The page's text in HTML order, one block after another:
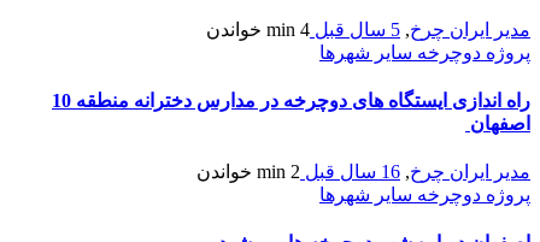
مدیر ایران چرخ, 5 سال قبل 4 min
خواندن
پروژه دوچرخه سایر شهرها
راه اندازی ایستگاه های دوچرخه در مدارس دخترانه منطقه 10
اصفهان
مدیر ایران چرخ, 16 سال قبل 2 min
خواندن
پروژه دوچرخه سایر شهرها